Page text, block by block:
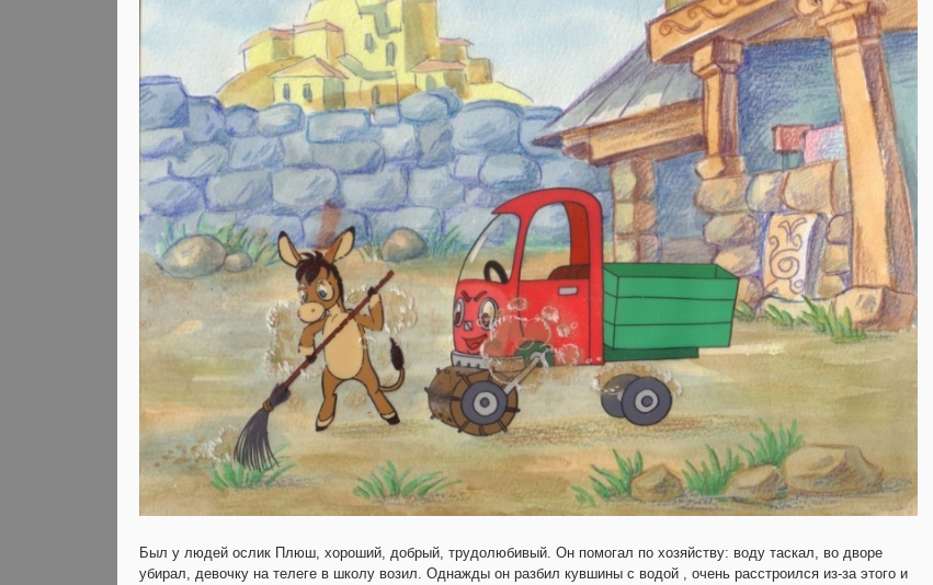
Был у людей ослик Плюш, хороший, добрый, трудолюбивый. Он помогал по хозяйству: воду таскал, во дворе
убирал, девочку на телеге в школу возил. Однажды он разбил кувшины с водой , очень расстроился из-за этого и